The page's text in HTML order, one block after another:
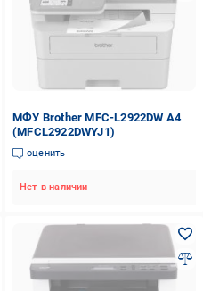
МФУ Brother MFC-L2922DW А4
(MFCL2922DWYJ1)
оценить
Нет в наличии